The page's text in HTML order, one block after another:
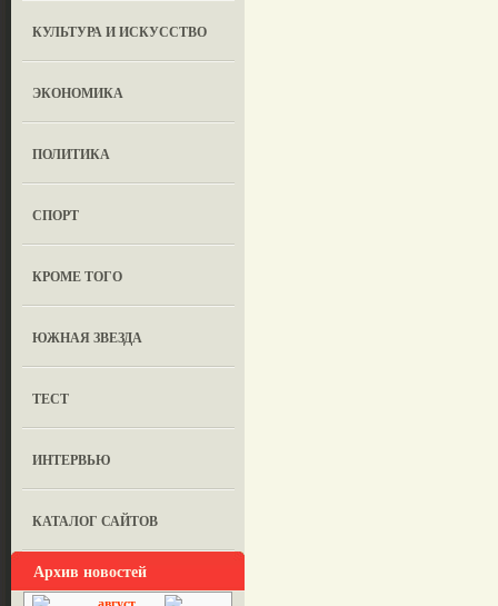
КУЛЬТУРА И ИСКУССТВО
ЭКОНОМИКА
ПОЛИТИКА
СПОРТ
КРОМЕ ТОГО
ЮЖНАЯ ЗВЕЗДА
ТЕСТ
ИНТЕРВЬЮ
КАТАЛОГ САЙТОВ
Архив новостей